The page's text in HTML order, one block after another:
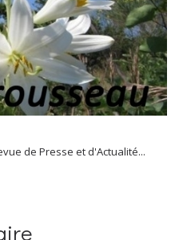
de Presse et d'Actualité...